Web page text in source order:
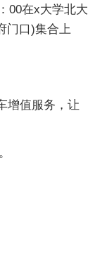
在x大学北大
门口)集合上
值服务，让